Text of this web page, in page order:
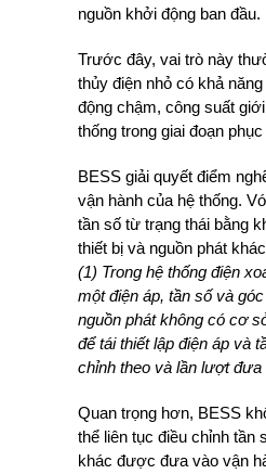
nguồn khởi động ban đầu.
Trước đây, vai trò này
thủy điện nhỏ có khả
động chậm, công suất
thống trong giai đoạn
BESS giải quyết điểm
vận hành của hệ thống.
tần số từ trạng thái bằng
thiết bị và nguồn phát
(1) Trong hệ thống điện
một điện áp, tần số và
nguồn phát không có cơ
để tái thiết lập điện áp và
chỉnh theo và lần lượt đưa
Quan trọng hơn, BESS
thể liên tục điều chỉnh tần
khác được đưa vào vận